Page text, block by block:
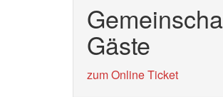
Gäste
zum Online Ticket